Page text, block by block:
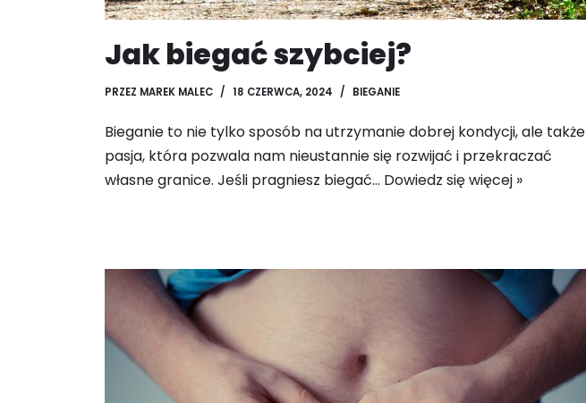
Jak biegać szybciej?
PRZEZ MAREK MALEC 18 CZERWCA, 2024 BIEGANIE
Bieganie to nie tylko sposób na utrzymanie dobrej kondycji, ale także
pasja, która pozwala nam nieustannie się rozwijać i przekraczać
własne granice. Jeśli pragniesz biegać… Dowiedz się więcej »